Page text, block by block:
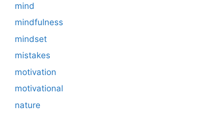
mind
mindfulness
mindset
mistakes
motivation
motivational
nature